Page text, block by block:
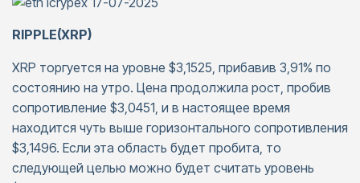
RIPPLE(XRP)
XRP торгуется на уровне $3,1525, прибавив 3,91% по
состоянию на утро. Цена продолжила рост, пробив
сопротивление $3,0451, и в настоящее время
находится чуть выше горизонтального сопротивления
$3,1496. Если эта область будет пробита, то
следующей целью можно будет считать уровень